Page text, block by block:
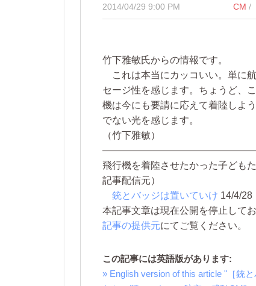
2014/04/29 9:00 PM CM /
竹下雅敏氏からの情報です。
これは本当にカッコいい。単に
セージ性を感じます。ちょうど、
機は今にも要請に応えて着陸しよ
でない光を感じます。
（竹下雅敏）
飛行機を着陸させたかった子ども
記事配信元）
銃とバッジは置いていけ 14/4/28
本記事文章は現在公開を停止して
記事の提供元にてご覧ください。
この記事には英語版があります:
» English version of this article "［銃